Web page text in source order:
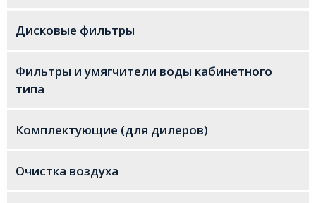
Дисковые фильтры
Фильтры и умягчители воды кабинетного
типа
Комплектующие (для дилеров)
Очистка воздуха